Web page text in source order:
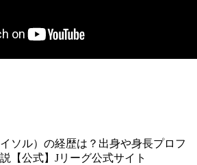
ソル）の経歴は？出身や身長プロフ
【公式】Jリーグ公式サイト